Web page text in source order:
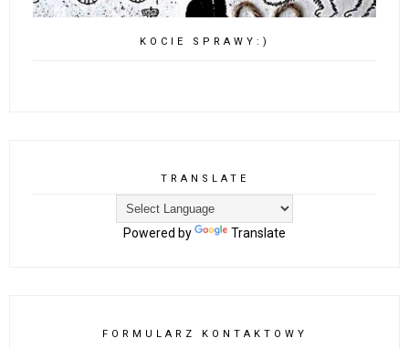
KOCIE SPRAWY:)
TRANSLATE
Powered by Translate
FORMULARZ KONTAKTOWY